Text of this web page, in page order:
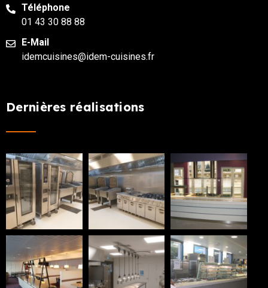
Téléphone
01 43 30 88 88
E-Mail
idemcuisines@idem-cuisines.fr
Dernières réalisations